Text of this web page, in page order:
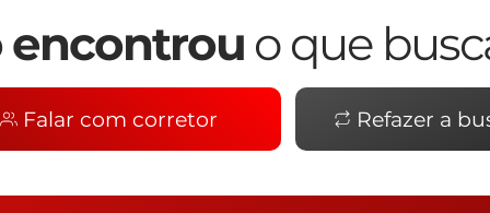
encontrou o que
Falar com corretor Refazer a